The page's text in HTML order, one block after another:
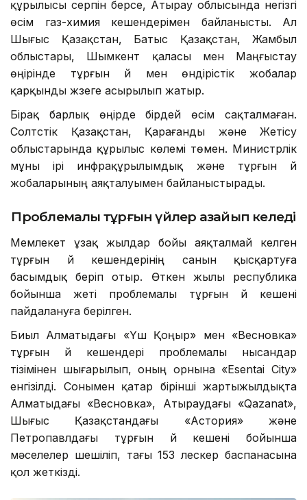
құрылысы серпін берсе, Атырау облысында негізгі
өсім газ-химия кешендерімен байланысты. Ал
Шығыс Қазақстан, Батыс Қазақстан, Жамбыл
облыстары, Шымкент қаласы мен Маңғыстау
өңірінде тұрғын үй мен өндірістік жобалар
қарқынды жүзеге асырылып жатыр.
Бірақ барлық өңірде бірдей өсім сақталмаған.
Солтүстік Қазақстан, Қарағанды және Жетісу
облыстарында құрылыс көлемі төмен. Министрлік
мұны ірі инфрақұрылымдық және тұрғын үй
жобаларының аяқталуымен байланыстырады.
Проблемалы тұрғын үйлер азайып келеді
Мемлекет ұзақ жылдар бойы аяқталмай келген
тұрғын үй кешендерінің санын қысқартуға
басымдық беріп отыр. Өткен жылы республика
бойынша жеті проблемалы тұрғын үй кешені
пайдалануға берілген.
Биыл Алматыдағы «Үш Қоңыр» мен «Весновка»
тұрғын үй кешендері проблемалы нысандар
тізімінен шығарылып, оның орнына «Esentai City»
енгізілді. Сонымен қатар бірінші жартыжылдықта
Алматыдағы «Весновка», Атыраудағы «Qazanat»,
Шығыс Қазақстандағы «Астория» және
Петропавлдағы тұрғын үй кешені бойынша
мәселелер шешіліп, тағы 153 үлескер баспанасына
қол жеткізді.